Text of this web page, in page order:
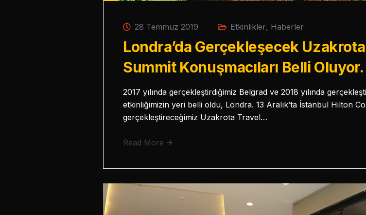
28 Temmuz 2019 Etkinlikler, Haberler
Londra’da Gerçekleşecek
Summit Konuşmacıları Belli Oluyor.
2017 yılında gerçekleştirdiğimiz Belgrad ve 2018 yılında
etkinliğimizin yeri belli oldu, Londra. 13 Aralık’ta İstanbul Hilton
gerçekleştireceğimiz Uzakrota Travel…
Read More